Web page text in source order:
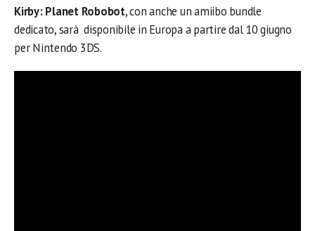
Kirby: Planet Robobot, con anche un amiibo bundle
dedicato, sarà disponibile in Europa a partire dal 10 giugno
per Nintendo 3DS.